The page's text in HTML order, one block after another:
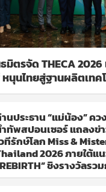
ตรจัด THECA 2026
นุนไทยสู่ฐานผลิตเทค
นประธาน “แม่น้อง” คว
ทัพสปอนเซอร์ แถลงข่
ทีรักษ์โลก Miss &
2026 ภายใต้แ
ชิงรางวัลรว